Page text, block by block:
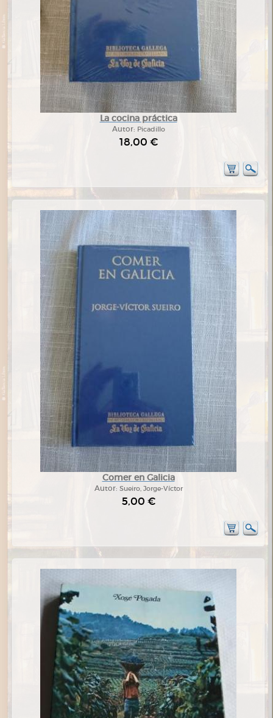
La cocina práctica
Autor: Picadillo
18,00 €
Comer en Galicia
Autor: Sueiro, Jorge-Víctor
5,00 €